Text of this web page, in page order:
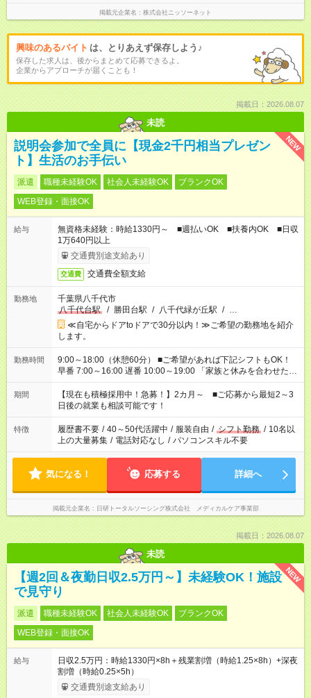
掲載元企業名 株式会社ニッソーネット
興味のあるバイト は、とりあえず保存しよう♪
保存した求人は、後からまとめて応募できるよ。
企業からアプローチが届くことも！
掲載日：2026.08.07
未読
NEW
説明会参加で全員に【現金2千円相当プレゼン
ト】生活のお手伝い
派遣 職種未経験OK 社会人未経験OK
ブランクOK
WEB登録・面接OK
給与
無資格未経験：時給1330円～ ■週払いOK ■扶養内OK ■日収
1万640円以上
交通費別途支給あり
交通費 交通費全額支給
勤務地
千葉県八千代市
八千代台駅
/ 勝田台駅 / 八千代緑が丘駅 / …
≪自宅からドアtoドアで30分以内！≫ご希望の勤務地を紹介
します。
勤務時間
9:00～18:00（休憩60分） ■ご希望があれば下記シフトもOK！
早番 7:00～16:00 遅番 10:00～19:00 「家族と休みを合わせた
い」 「余裕を持って夕飯の準備がしたい」 「できれば残業はし
たくない」 など、ご希望を教えてくださいね。 ※Wワーク希望
の方へ 今ご覧のお仕事で希望する勤務時間と、もう1つのお仕事
の勤務時間。 合計で週40時間を超える場合は応募できません。
期間
【現在も積極採用中！急募！】2カ月～ ■ご応募から最短2～3
日後の就業も相談可能です！
特徴 履歴書不要 / 40～50代活躍中 / 服装自由 / シフト勤務 / 10名以
上の大量募集 / 電話対応なし / パソコンスキル不要
気になる！ 応募する 詳細へ
掲載元企業名 日研トータルソーシング株式会社 メディカルケア事業部
掲載日：2026.08.07
未読
NEW
【週2回＆夜勤日収2.5万円～】未経験OK！施設
で見守り
派遣 職種未経験OK 社会人未経験OK
ブランクOK
WEB登録・面接OK
給与
日収2.5万円：時給1330円×8h＋残業割増（時給1.25×8h）+深夜
割増（時給0.25×5h）
交通費別途支給あり